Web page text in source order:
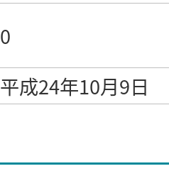
0
平成24年10月9日